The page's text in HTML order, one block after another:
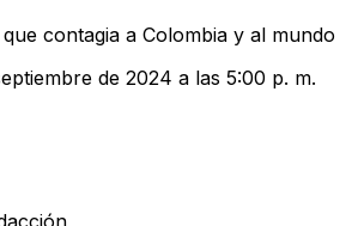
contagia a Colombia y al mundo
de 2024 a las 5:00 p. m.